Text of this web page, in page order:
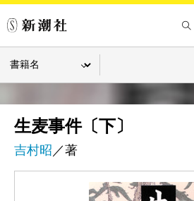
生麦事件〔下〕
吉村昭 ／著